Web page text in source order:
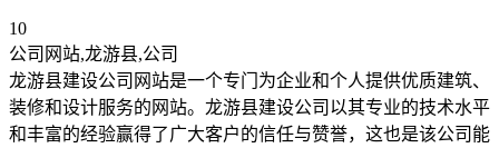
10
公司网站,龙游县,公司
龙游县建设公司网站是一个专门为企业和个人提供优质建筑、
装修和设计服务的网站。龙游县建设公司以其专业的技术水平
和丰富的经验赢得了广大客户的信任与赞誉，这也是该公司能